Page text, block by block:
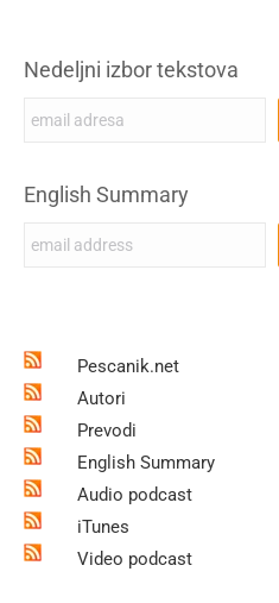
Nedeljni izbor tekstova
English Summary
Pescanik.net
Autori
Prevodi
English Summary
Audio podcast
iTunes
Video podcast